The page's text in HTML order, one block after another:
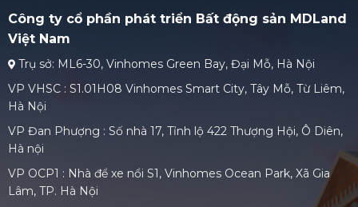
Công ty cổ phần phát triển Bất động sản MDLand
Việt Nam
Trụ sở: ML6-30, Vinhomes Green Bay, Đại Mỗ, Hà Nội
VP VHSC : S1.01H08 Vinhomes Smart City, Tây Mỗ, Từ Liêm,
Hà Nội
VP Đan Phượng : Số nhà 17, Tỉnh lộ 422 Thượng Hội, Ô Diên,
Hà nội
VP OCP1 : Nhà để xe nổi S1, Vinhomes Ocean Park, Xã Gia
Lâm, TP. Hà Nội